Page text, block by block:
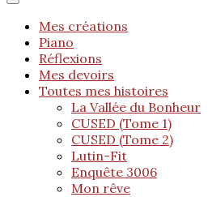
Mes créations
Piano
Réflexions
Mes devoirs
Toutes mes histoires
La Vallée du Bonheur
CUSED (Tome 1)
CUSED (Tome 2)
Lutin-Fit
Enquête 3006
Mon rêve